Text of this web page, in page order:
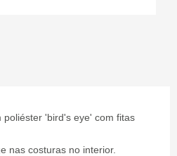
'bird's eye' com fitas
nas costuras no interior.